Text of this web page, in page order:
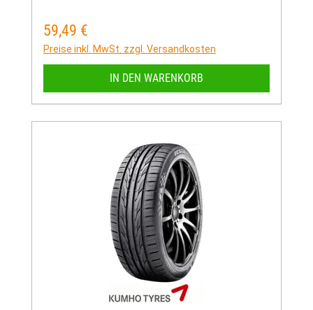
Regulärer Preis:
59,49 €
Preise inkl. MwSt. zzgl. Versandkosten
IN DEN WARENKORB